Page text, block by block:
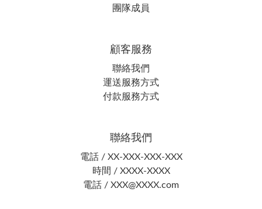
團隊成員
顧客服務
聯絡我們
運送服務方式
付款服務方式
聯絡我們
電話 / XX-XXX-XXX-XXX
時間 / XXXX-XXXX
電話 / XXX@XXXX.com